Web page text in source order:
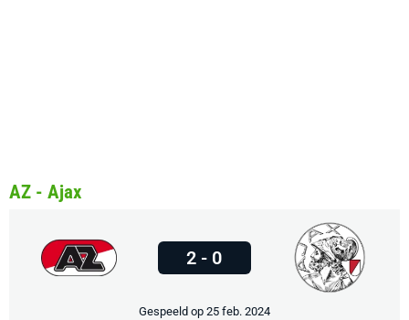
AZ - Ajax
2 - 0
Gespeeld op 25 feb. 2024